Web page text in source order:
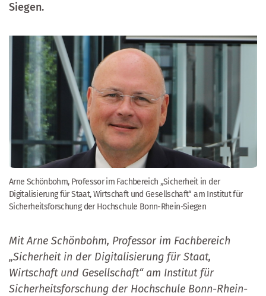
Siegen.
Arne Schönbohm, Professor im Fachbereich „Sicherheit in der
Digitalisierung für Staat, Wirtschaft und Gesellschaft“ am Institut für
Sicherheitsforschung der Hochschule Bonn-Rhein-Siegen
Mit Arne Schönbohm, Professor im Fachbereich
„Sicherheit in der Digitalisierung für Staat,
Wirtschaft und Gesellschaft“ am Institut für
Sicherheitsforschung der Hochschule Bonn-Rhein-